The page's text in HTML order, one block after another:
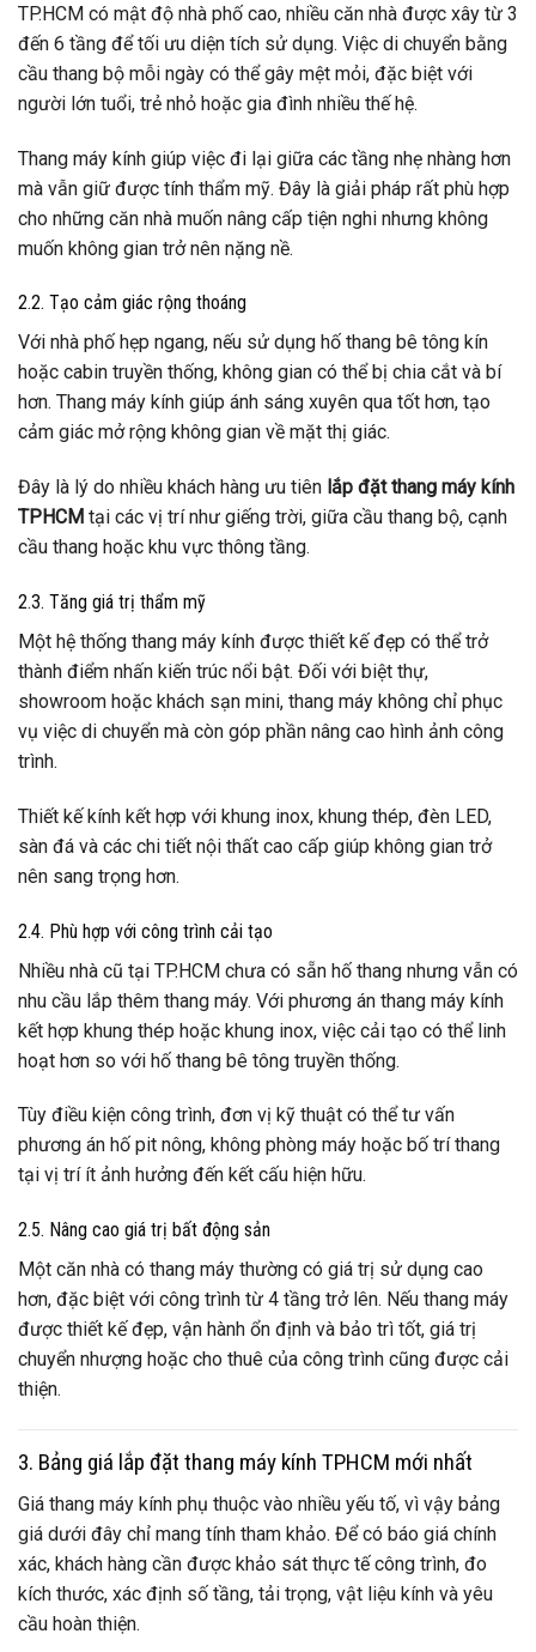
TP.HCM có mật độ nhà phố cao, nhiều căn nhà được xây từ 3
đến 6 tầng để tối ưu diện tích sử dụng. Việc di chuyển bằng
cầu thang bộ mỗi ngày có thể gây mệt mỏi, đặc biệt với
người lớn tuổi, trẻ nhỏ hoặc gia đình nhiều thế hệ.
Thang máy kính giúp việc đi lại giữa các tầng nhẹ nhàng hơn
mà vẫn giữ được tính thẩm mỹ. Đây là giải pháp rất phù hợp
cho những căn nhà muốn nâng cấp tiện nghi nhưng không
muốn không gian trở nên nặng nề.
2.2. Tạo cảm giác rộng thoáng
Với nhà phố hẹp ngang, nếu sử dụng hố thang bê tông kín
hoặc cabin truyền thống, không gian có thể bị chia cắt và bí
hơn. Thang máy kính giúp ánh sáng xuyên qua tốt hơn, tạo
cảm giác mở rộng không gian về mặt thị giác.
Đây là lý do nhiều khách hàng ưu tiên lắp đặt thang máy kính
TPHCM tại các vị trí như giếng trời, giữa cầu thang bộ, cạnh
cầu thang hoặc khu vực thông tầng.
2.3. Tăng giá trị thẩm mỹ
Một hệ thống thang máy kính được thiết kế đẹp có thể trở
thành điểm nhấn kiến trúc nổi bật. Đối với biệt thự,
showroom hoặc khách sạn mini, thang máy không chỉ phục
vụ việc di chuyển mà còn góp phần nâng cao hình ảnh công
trình.
Thiết kế kính kết hợp với khung inox, khung thép, đèn LED,
sàn đá và các chi tiết nội thất cao cấp giúp không gian trở
nên sang trọng hơn.
2.4. Phù hợp với công trình cải tạo
Nhiều nhà cũ tại TP.HCM chưa có sẵn hố thang nhưng vẫn có
nhu cầu lắp thêm thang máy. Với phương án thang máy kính
kết hợp khung thép hoặc khung inox, việc cải tạo có thể linh
hoạt hơn so với hố thang bê tông truyền thống.
Tùy điều kiện công trình, đơn vị kỹ thuật có thể tư vấn
phương án hố pit nông, không phòng máy hoặc bố trí thang
tại vị trí ít ảnh hưởng đến kết cấu hiện hữu.
2.5. Nâng cao giá trị bất động sản
Một căn nhà có thang máy thường có giá trị sử dụng cao
hơn, đặc biệt với công trình từ 4 tầng trở lên. Nếu thang máy
được thiết kế đẹp, vận hành ổn định và bảo trì tốt, giá trị
chuyển nhượng hoặc cho thuê của công trình cũng được cải
thiện.
3. Bảng giá lắp đặt thang máy kính TPHCM mới nhất
Giá thang máy kính phụ thuộc vào nhiều yếu tố, vì vậy bảng
giá dưới đây chỉ mang tính tham khảo. Để có báo giá chính
xác, khách hàng cần được khảo sát thực tế công trình, đo
kích thước, xác định số tầng, tải trọng, vật liệu kính và yêu
cầu hoàn thiện.